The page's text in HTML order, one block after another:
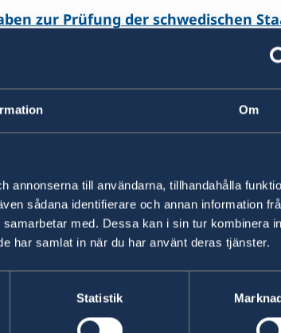
Om
annonserna till användarna, tillhandahålla
sådana identifierare och annan information
med. Dessa kan i sin tur kombinera
har samlat in när du har använt deras tjänster.
Statistik
zur Prüfung der schwedischen
der geplanten Reise
(wenn möglich) als
Ansökan om provisoriskt pass
in Frankfurt am Main, Hamburg
, wenn der Antrag in einem
(unter 18 Jahren) benötigen